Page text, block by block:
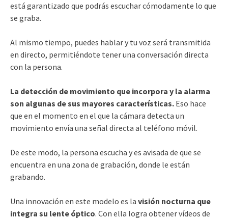
está garantizado que podrás escuchar cómodamente lo que
se graba.
Al mismo tiempo, puedes hablar y tu voz será transmitida
en directo, permitiéndote tener una conversación directa
con la persona.
La detección de movimiento que incorpora y la alarma
son algunas de sus mayores características. Eso hace
que en el momento en el que la cámara detecta un
movimiento envía una señal directa al teléfono móvil.
De este modo, la persona escucha y es avisada de que se
encuentra en una zona de grabación, donde le están
grabando.
Una innovación en este modelo es la visión nocturna que
integra su lente óptico. Con ella logra obtener vídeos de